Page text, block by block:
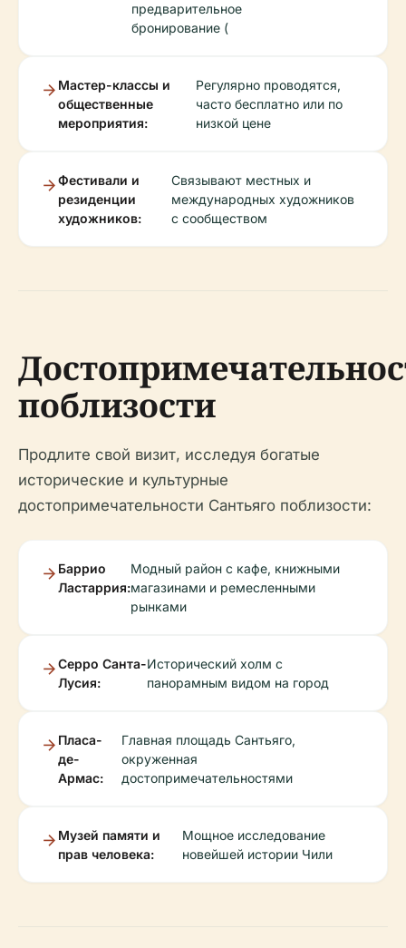
предварительное
бронирование (
Мастер-классы и
общественные
мероприятия:
Регулярно проводятся,
часто бесплатно или по
низкой цене
Фестивали и
резиденции
художников:
Связывают местных и
международных художников
с сообществом
поблизости
Продлите свой визит, исследуя богатые
исторические и культурные
достопримечательности Сантьяго поблизости:
Баррио
Ластаррия:
Модный район с кафе, книжными
магазинами и ремесленными
рынками
Серро Санта-
Лусия:
Исторический холм с
панорамным видом на город
Пласа-
де-
Армас:
Главная площадь Сантьяго,
окруженная
достопримечательностями
Музей памяти и
прав человека:
Мощное исследование
новейшей истории Чили